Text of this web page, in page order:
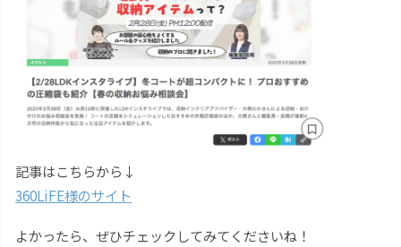
記事はこちらから↓
360LiFE様のサイト
よかったら、ぜひチェックしてみてくださいね！